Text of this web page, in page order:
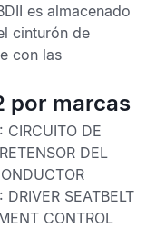
es almacenado
cinturón de
con las
por marcas
CIRCUITO DE
DEL
DRIVER SEATBELT
CONTROL